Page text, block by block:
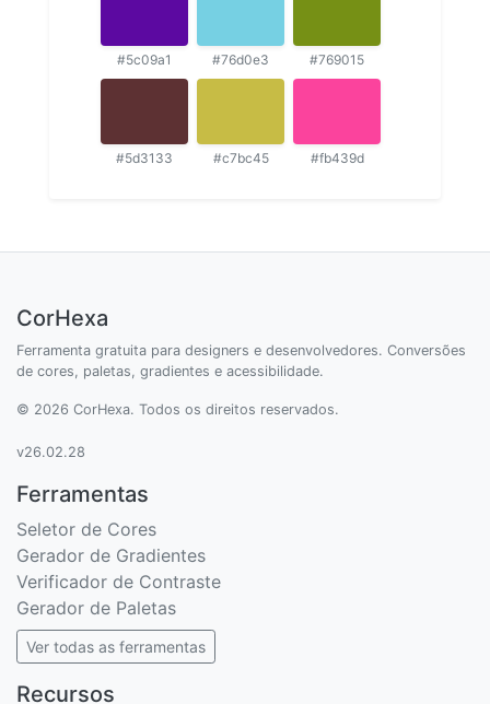
#5c09a1 #76d0e3 #769015
#5d3133 #c7bc45 #fb439d
CorHexa
Ferramenta gratuita para designers e desenvolvedores. Conversões
de cores, paletas, gradientes e acessibilidade.
© 2026 CorHexa. Todos os direitos reservados.
v26.02.28
Ferramentas
Seletor de Cores
Gerador de Gradientes
Verificador de Contraste
Gerador de Paletas
Ver todas as ferramentas
Recursos